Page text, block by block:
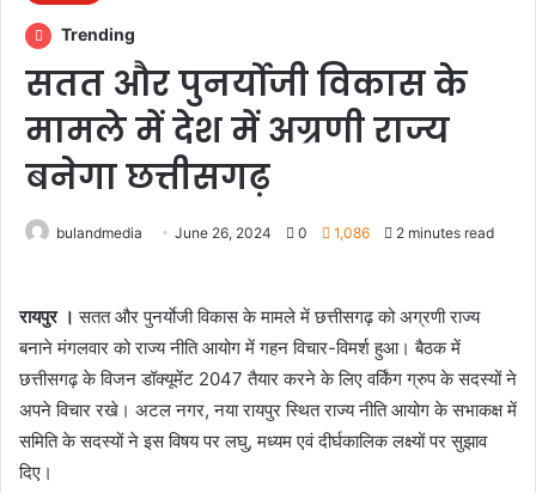
Trending
सतत और पुनर्योजी विकास के
मामले में देश में अग्रणी राज्य
बनेगा छत्तीसगढ़
bulandmedia June 26, 2024 0 1,086 2 minutes read
रायपुर ।सतत और पुनर्याेजी विकास के मामले में छत्तीसगढ़ को अग्रणी राज्य
बनाने मंगलवार को राज्य नीति आयोग में गहन विचार-विमर्श हुआ। बैठक में
छत्तीसगढ़ के विजन डॉक्यूमेंट 2047 तैयार करने के लिए वर्किंग ग्रुप के सदस्यों ने
अपने विचार रखे। अटल नगर, नया रायपुर स्थित राज्य नीति आयोग के सभाकक्ष में
समिति के सदस्यों ने इस विषय पर लघु, मध्यम एवं दीर्घकालिक लक्ष्यों पर सुझाव
दिए।